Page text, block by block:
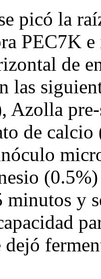
picó la
PEC7K
de
las
Azolla
de
y
dejó